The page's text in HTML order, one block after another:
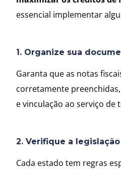
essencial implementar
1. Organize sua
Garanta que as notas
corretamente
e vinculação ao serviço de
2. Verifique a legislação
Cada estado tem regras